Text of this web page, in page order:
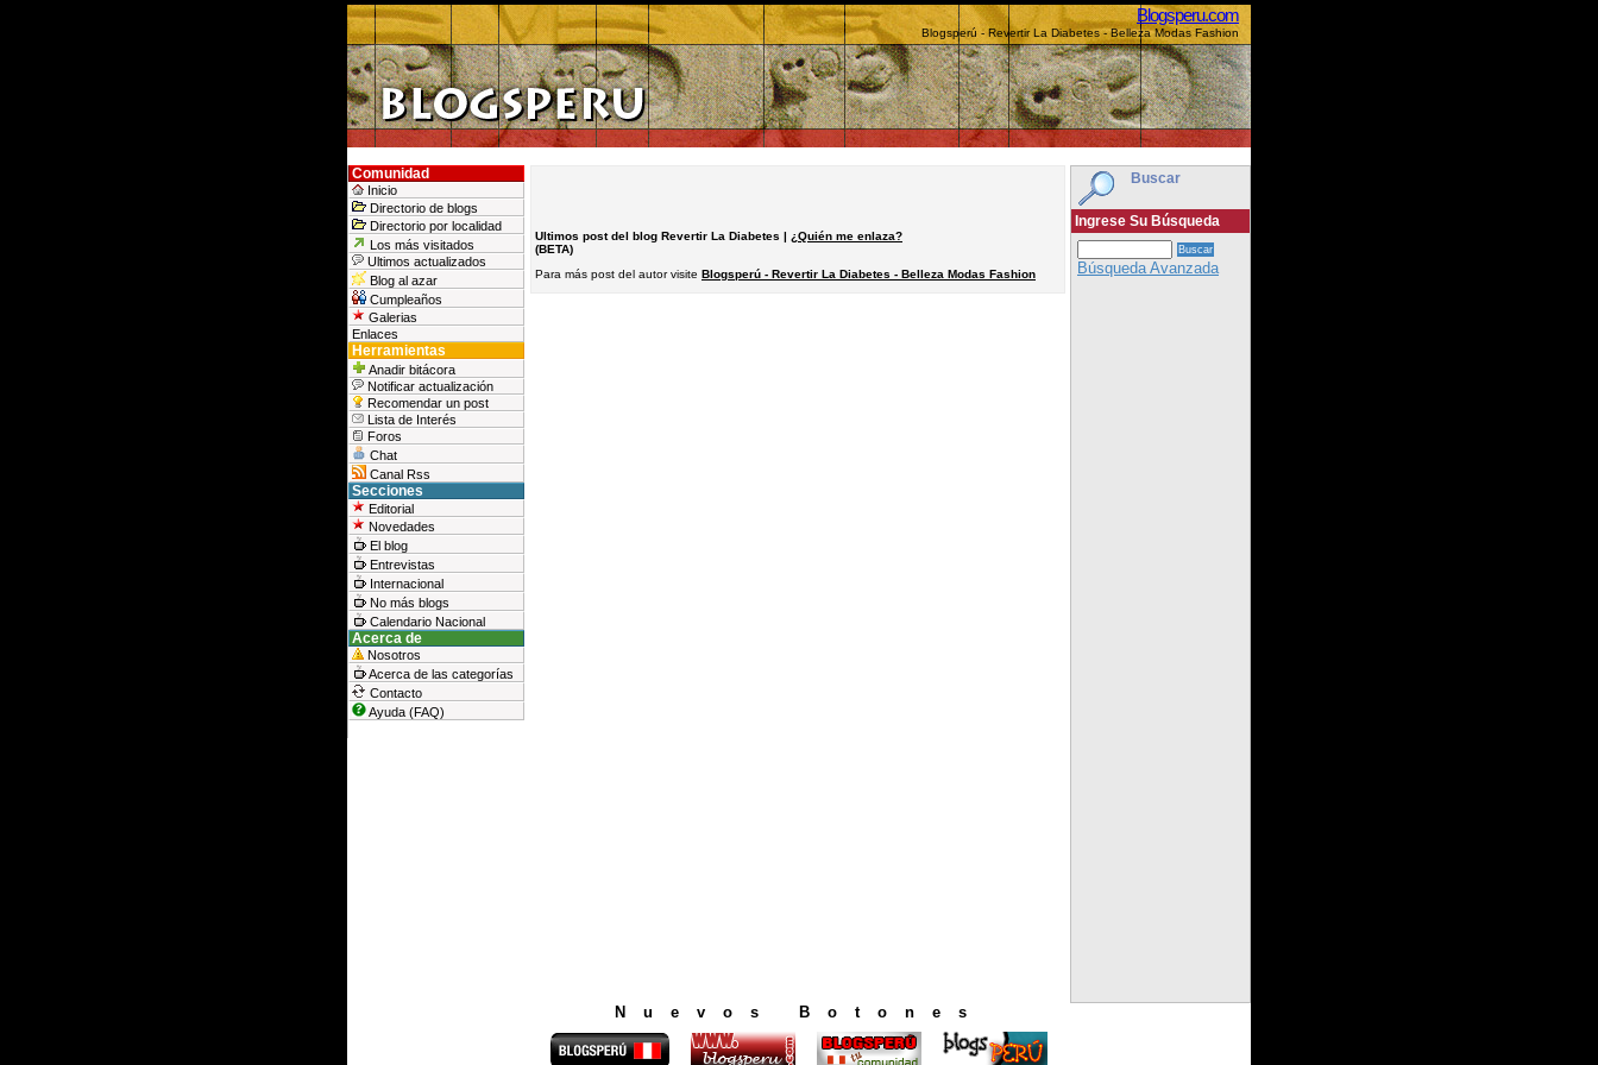
Blogsperu.com
Blogsperú - Revertir La Diabetes - Belleza Modas Fashion
Buscar
Ingrese Su Búsqueda
Búsqueda Avanzada
Comunidad
Inicio
Directorio de blogs
Directorio por localidad
Los más visitados
Ultimos actualizados
Blog al azar
Cumpleaños
Galerias
Enlaces
Herramientas
Anadir bitácora
Notificar actualización
Recomendar un post
Lista de Interés
Foros
Chat
Canal Rss
Secciones
Editorial
Novedades
El blog
Entrevistas
Internacional
No más blogs
Calendario Nacional
Acerca de
Nosotros
Acerca de las categorías
Contacto
Ayuda (FAQ)
Ultimos post del blog Revertir La Diabetes | ¿Quién me enlaza?
(BETA)
Para más post del autor visite Blogsperú - Revertir La Diabetes - Belleza Modas Fashion
Nuevos Botones